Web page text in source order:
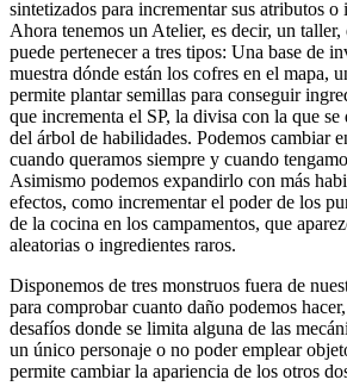
sintetizados para incrementar sus atributos o
Ahora tenemos un Atelier, es decir, un taller,
puede pertenecer a tres tipos: Una base de
muestra dónde están los cofres en el mapa,
permite plantar semillas para conseguir
que incrementa el SP, la divisa con la que se
del árbol de habilidades. Podemos cambiar
cuando queramos siempre y cuando
Asimismo podemos expandirlo con más
efectos, como incrementar el poder de los
de la cocina en los campamentos, que
aleatorias o ingredientes raros.
Disponemos de tres monstruos fuera de
para comprobar cuanto daño podemos
desafíos donde se limita alguna de las
un único personaje o no poder emplear
permite cambiar la apariencia de los otros